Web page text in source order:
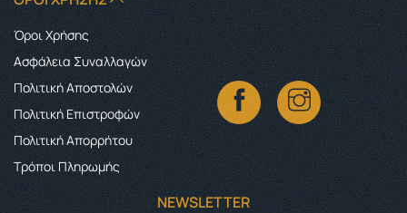
Όροι Χρήσης
Ασφάλεια Συναλλαγών
Πολιτική Αποστολών
Πολιτική Επιστροφών
Πολιτική Απορρήτου
Τρόποι Πληρωμής
NEWSLETTER